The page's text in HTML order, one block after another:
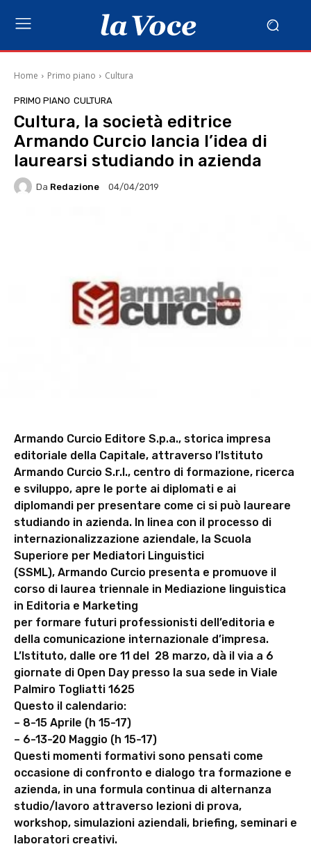
Home Primo piano Cultura
PRIMO PIANO CULTURA
Cultura, la società editrice
Armando Curcio lancia l’idea di
laurearsi studiando in azienda
Da Redazione 04/04/2019
Armando Curcio Editore S.p.a., storica impresa
editoriale della Capitale, attraverso l’Istituto
Armando Curcio S.r.l., centro di formazione, ricerca
e sviluppo, apre le porte ai diplomati e ai
diplomandi per presentare come ci si può laureare
studiando in azienda. In linea con il processo di
internazionalizzazione aziendale, la Scuola
Superiore per Mediatori Linguistici
(SSML), Armando Curcio presenta e promuove il
corso di laurea triennale in Mediazione linguistica
in Editoria e Marketing
per formare futuri professionisti dell’editoria e
della comunicazione internazionale d’impresa.
L’Istituto, dalle ore 11 del 28 marzo, dà il via a 6
giornate di Open Day presso la sua sede in Viale
Palmiro Togliatti 1625
Questo il calendario:
– 8-15 Aprile (h 15-17)
– 6-13-20 Maggio (h 15-17)
Questi momenti formativi sono pensati come
occasione di confronto e dialogo tra formazione e
azienda, in una formula continua di alternanza
studio/lavoro attraverso lezioni di prova,
workshop, simulazioni aziendali, briefing, seminari e
laboratori creativi.